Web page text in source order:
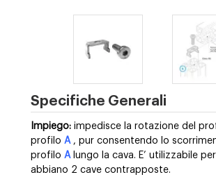
Specifiche Generali
Impiego: impedisce la rotazione del
profilo A , pur consentendo lo
profilo A lungo la cava. E’ utilizzabile
abbiano 2 cave contrapposte.